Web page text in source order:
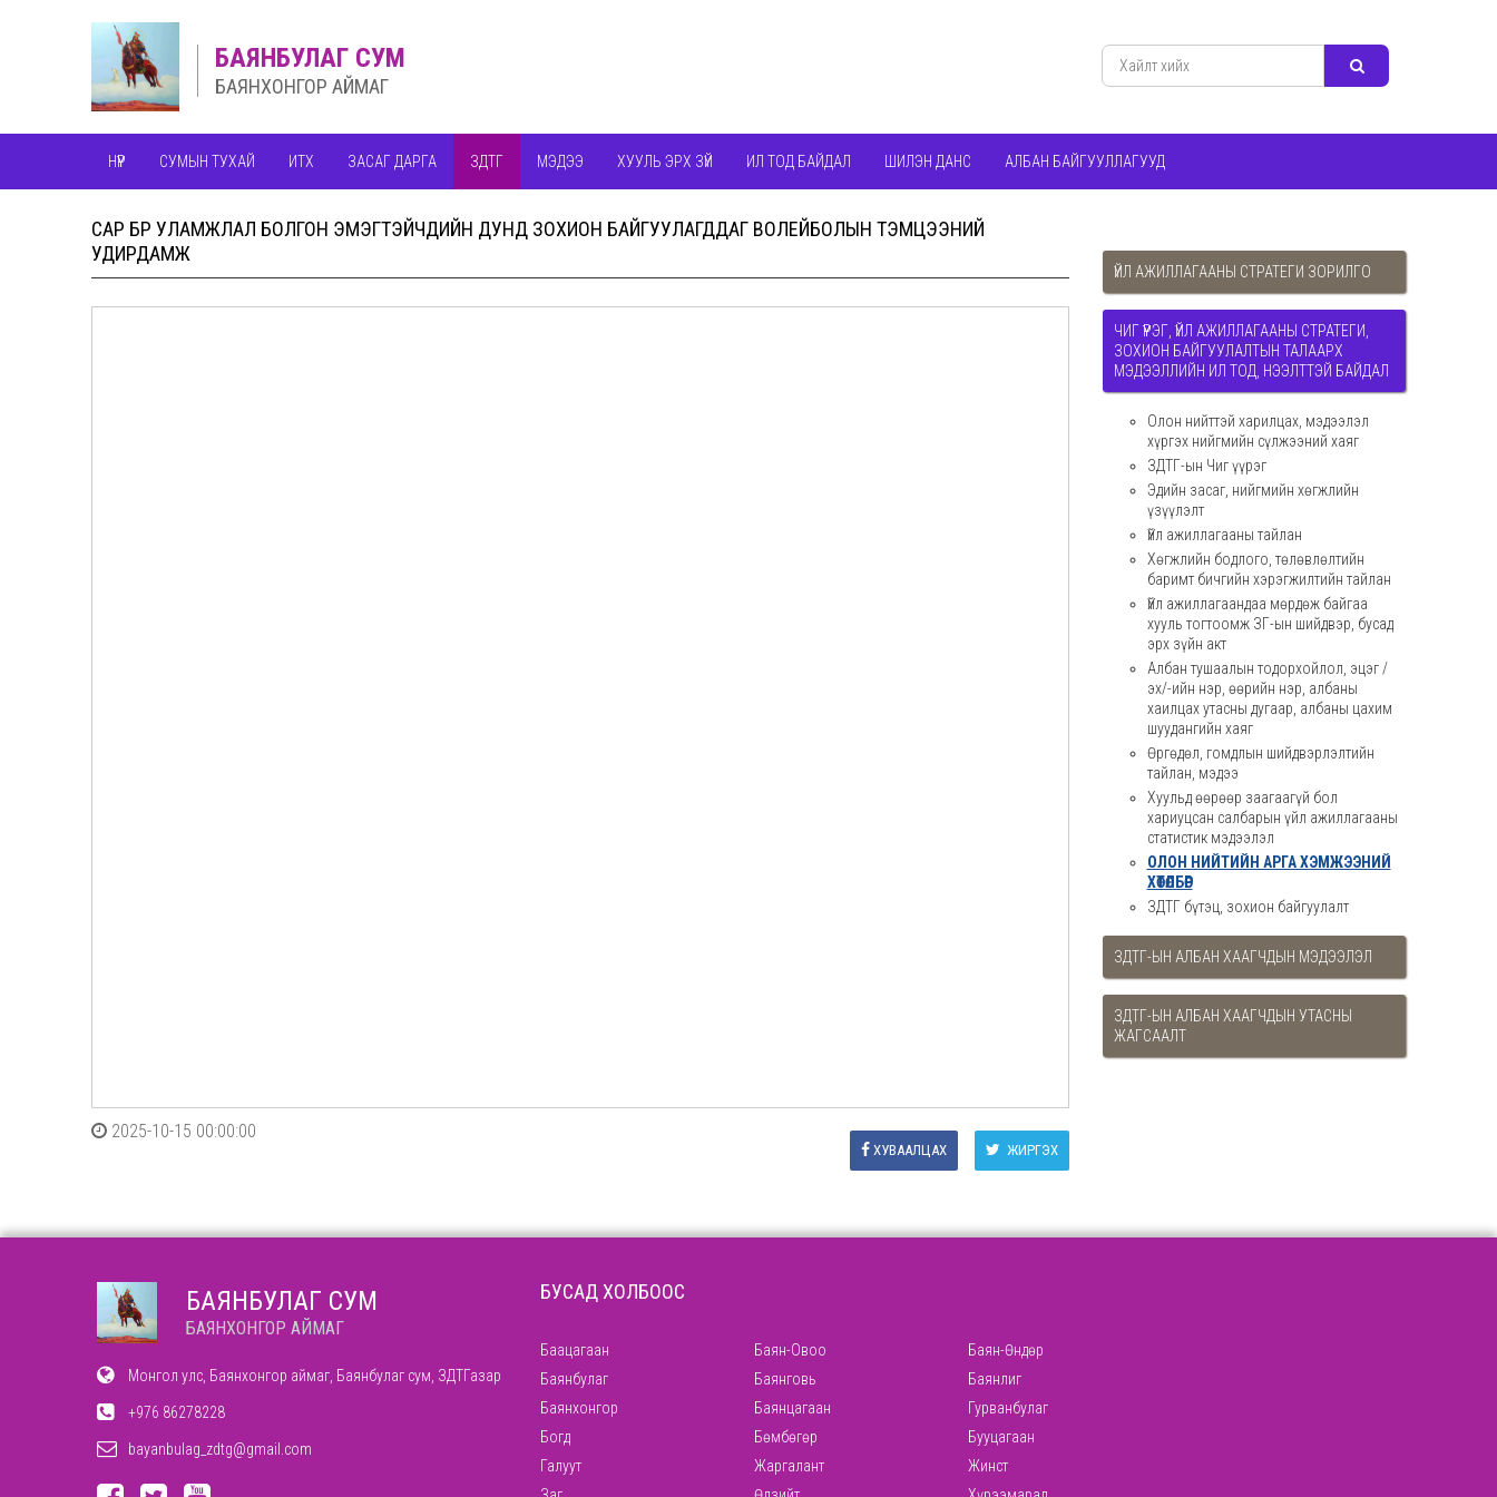
БАЯНБУЛАГ СУМ
БАЯНХОНГОР АЙМАГ
НҮҮР СУМЫН ТУХАЙ ИТХ ЗАСАГ ДАРГА ЗДТГ МЭДЭЭ ХУУЛЬ ЭРХ ЗҮЙ ИЛ ТОД БАЙДАЛ ШИЛЭН ДАНС АЛБАН БАЙГУУЛЛАГУУД
САР БҮР УЛАМЖЛАЛ БОЛГОН ЭМЭГТЭЙЧҮҮДИЙН ДУНД ЗОХИОН БАЙГУУЛАГДДАГ ВОЛЕЙБОЛЫН ТЭМЦЭЭНИЙ
УДИРДАМЖ
2025-10-15 00:00:00
ЖИРГЭХ
ХУВААЛЦАХ
ҮЙЛ АЖИЛЛАГААНЫ СТРАТЕГИ ЗОРИЛГО
ЧИГ ҮҮРЭГ, ҮЙЛ АЖИЛЛАГААНЫ СТРАТЕГИ,
ЗОХИОН БАЙГУУЛАЛТЫН ТАЛААРХ
МЭДЭЭЛЛИЙН ИЛ ТОД, НЭЭЛТТЭЙ БАЙДАЛ
Олон нийттэй харилцах, мэдээлэл
хүргэх нийгмийн сүлжээний хаяг
ЗДТГ-ын Чиг үүрэг
Эдийн засаг, нийгмийн хөгжлийн
үзүүлэлт
Үйл ажиллагааны тайлан
Хөгжлийн бодлого, төлөвлөлтийн
баримт бичгийн хэрэгжилтийн тайлан
Үйл ажиллагаандаа мөрдөж байгаа
хууль тогтоомж ЗГ-ын шийдвэр, бусад
эрх зүйн акт
Албан тушаалын тодорхойлол, эцэг /
эх/-ийн нэр, өөрийн нэр, албаны
хаилцах утасны дугаар, албаны цахим
шуудангийн хаяг
Өргөдөл, гомдлын шийдвэрлэлтийн
тайлан, мэдээ
Хуульд өөрөөр заагаагүй бол
хариуцсан салбарын үйл ажиллагааны
статистик мэдээлэл
ОЛОН НИЙТИЙН АРГА ХЭМЖЭЭНИЙ
ХӨТӨЛБӨР
ЗДТГ бүтэц, зохион байгуулалт
ЗДТГ-ЫН АЛБАН ХААГЧДЫН МЭДЭЭЛЭЛ
ЗДТГ-ЫН АЛБАН ХААГЧДЫН УТАСНЫ
ЖАГСААЛТ
БАЯНБУЛАГ СУМ
БАЯНХОНГОР АЙМАГ
Монгол улс, Баянхонгор аймаг, Баянбулаг сум, ЗДТГазар
+976 86278228
bayanbulag_zdtg@gmail.com
БУСАД ХОЛБООС
Баацагаан Баян-Овоо
Баян-Өндөр
Баянбулаг
Баянговь
Баянлиг
Баянхонгор
Баянцагаан
Гурванбулаг
Богд
Бөмбөгөр
Бууцагаан
Галуут
Жаргалант
Жинст